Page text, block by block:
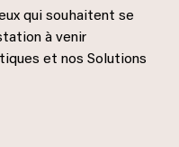
qui souhaitent se
à venir
et nos Solutions